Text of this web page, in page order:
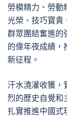
勞模精力、勞動
光榮、技巧寶貴
群眾團結奮進的
的偉年夜成績，
新征程。
汗水澆灌收獲，
烈的歷史自覺和
扎實推進中國式